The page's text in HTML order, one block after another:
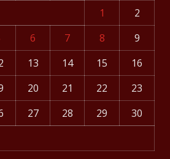
1
2
6 7 8
9
13 14 15
16
20 21 22
23
27 28 29
30